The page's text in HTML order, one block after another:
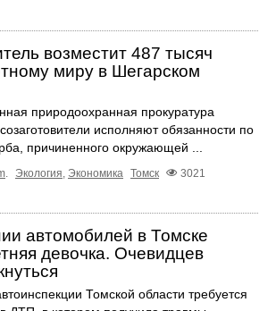
возместит 487 тысяч
миру в Шегарском
природоохранная прокуратура
исполняют обязанности по
причиненного окружающей ...
. Экология, Экономика Томск
3021
автомобилей в Томске
девочка. Очевидцев
Томской области требуется